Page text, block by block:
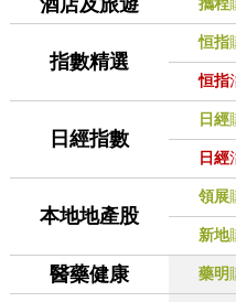
酒店及旅遊
指數精選
恒指
恒指
日經指數
日經
日經
本地地產股
領展
新地
醫藥健康 藥明